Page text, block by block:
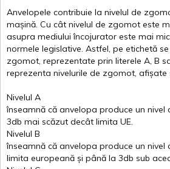
Anvelopele contribuie la nivelul de
mașină. Cu cât nivelul de zgomot este
asupra mediului încojurator este mai mic
normele legislative. Astfel, pe etichetă se
zgomot, reprezentate prin literele A, B
reprezenta nivelurile de zgomot, afișate
Nivelul A
înseamnă că anvelopa produce un nivel
3db mai scăzut decât limita UE.
Nivelul B
înseamnă că anvelopa produce un nivel
limita europeană și până la 3db sub